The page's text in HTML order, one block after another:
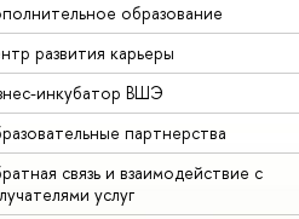
образование
развития карьеры
инкубатор ВШЭ
партнерства
связь и взаимодействие с
услуг